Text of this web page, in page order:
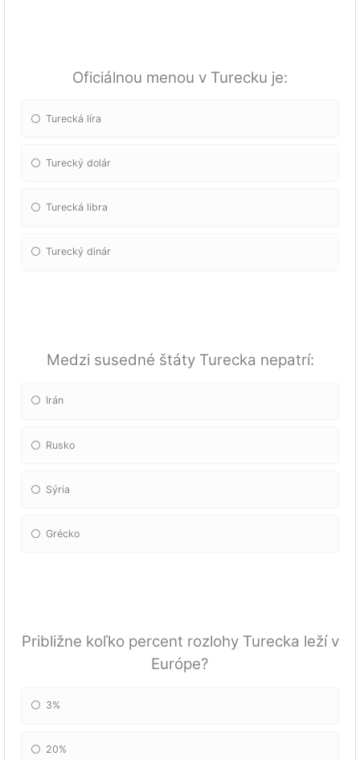
Oficiálnou menou v Turecku je:
Turecká líra
Turecký dolár
Turecká libra
Turecký dinár
Medzi susedné štáty Turecka nepatrí:
Irán
Rusko
Sýria
Grécko
Približne koľko percent rozlohy Turecka leží v
Európe?
3%
20%